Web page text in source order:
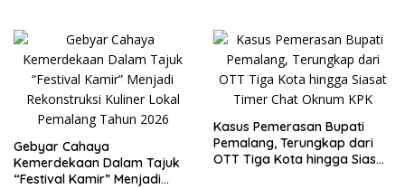
Gebyar Cahaya
Kemerdekaan Dalam Tajuk
“Festival Kamir” Menjadi
Kasus Pemerasan Bupati
Pemalang, Terungkap dari
OTT Tiga Kota hingga Siasat